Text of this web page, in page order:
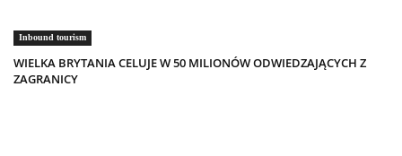
Inbound tourism
WIELKA BRYTANIA CELUJE W 50 MILIONÓW ODWIEDZAJĄCYCH Z
ZAGRANICY